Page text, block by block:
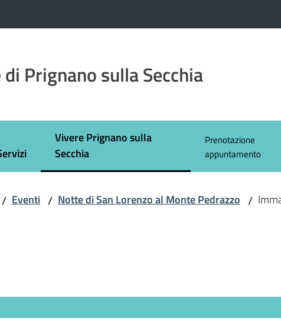
di Prignano sulla Secchia
Vivere Prignano sulla
Secchia
Menu selezionato
Prenotazione
appuntamento
/ Eventi / Notte di San Lorenzo al Monte Pedrazzo /